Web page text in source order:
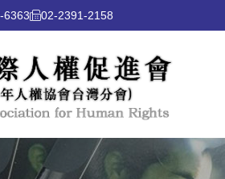
6363 02-2391-2158